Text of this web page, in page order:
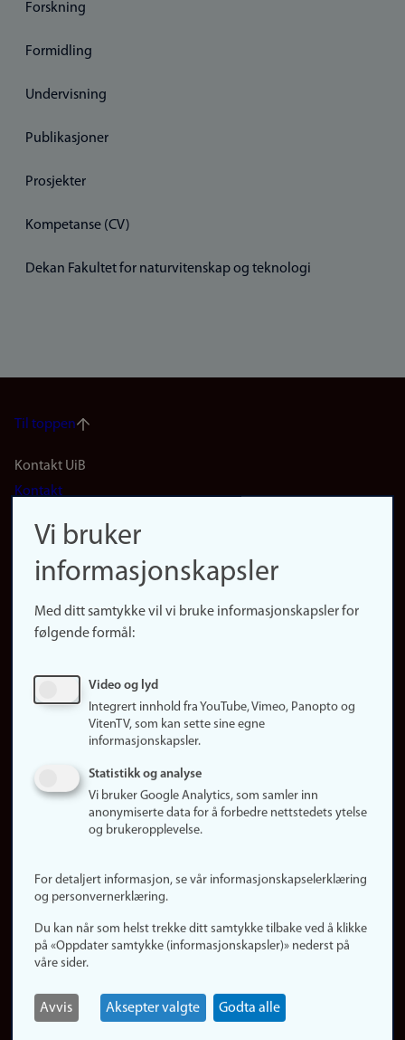
Forskning
Formidling
Undervisning
Publikasjoner
Prosjekter
Kompetanse (CV)
Dekan Fakultet for naturvitenskap og teknologi
Til toppen
Footer
(no)
Kontakt UiB
Kontakt
Finn forsker
Presse
Finn studier
Ledige stillinger
Om nettstedet
Informasjonskapsler
Personvern
Logg inn
Rediger din ansattside
Vi bruker
informasjonskapsler
Med ditt samtykke vil vi bruke informasjonskapsler for
følgende formål:
Video og lyd
Integrert innhold fra YouTube, Vimeo, Panopto og
VitenTV, som kan sette sine egne
informasjonskapsler.
Statistikk og analyse
Vi bruker Google Analytics, som samler inn
anonymiserte data for å forbedre nettstedets ytelse
og brukeropplevelse.
For detaljert informasjon, se vår informasjonskapselerklæring
og personvernerklæring.
Du kan når som helst trekke ditt samtykke tilbake ved å klikke
på «Oppdater samtykke (informasjonskapsler)» nederst på
våre sider.
Avvis Aksepter valgte Godta alle